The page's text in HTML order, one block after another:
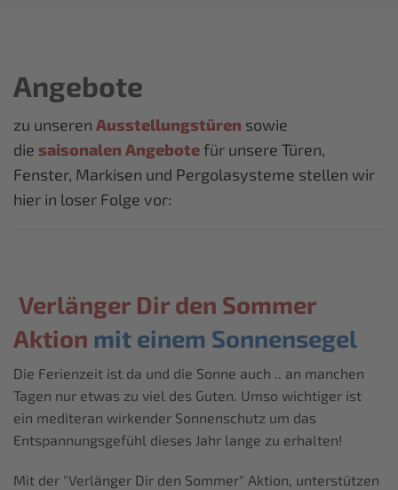
Angebote
zu unserenAusstellungstüren sowie
diesaisonalen Angebotefür unsere Türen,
Fenster, Markisen und Pergolasysteme stellen wir
hier in loser Folge vor:
Verlänger Dir den Sommer
Aktion mit einem Sonnensegel
Die Ferienzeit ist da und die Sonne auch .. an manchen
Tagen nur etwas zu viel des Guten. Umso wichtiger ist
ein mediteran wirkender Sonnenschutz um das
Entspannungsgefühl dieses Jahr lange zu erhalten!
Mit der "Verlänger Dir den Sommer" Aktion, unterstützen